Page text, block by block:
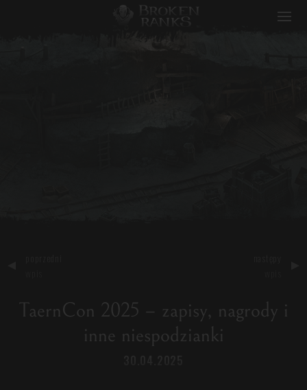
TaernCon 2025 – zapisy, nagrody i
inne niespodzianki